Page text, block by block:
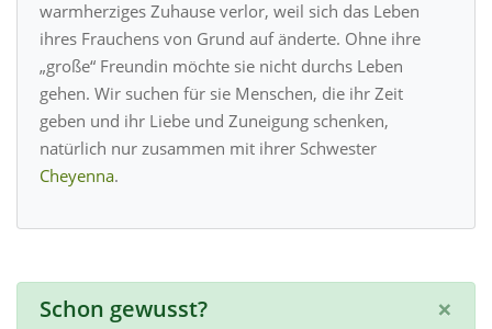
warmherziges Zuhause verlor, weil sich das Leben
ihres Frauchens von Grund auf änderte. Ohne ihre
„große“ Freundin möchte sie nicht durchs Leben
gehen. Wir suchen für sie Menschen, die ihr Zeit
geben und ihr Liebe und Zuneigung schenken,
natürlich nur zusammen mit ihrer Schwester
Cheyenna.
×
Schon gewusst?